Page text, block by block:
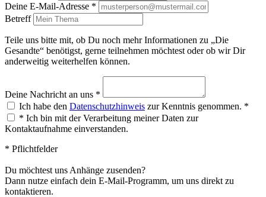
Deine E-Mail-Adresse *
Betreff
Teile uns bitte mit, ob Du noch mehr Informationen zu „Die
Gesandte“ benötigst, gerne teilnehmen möchtest oder ob wir Dir
anderweitig weiterhelfen können.
Deine Nachricht an uns *
Ich habe den Datenschutzhinweis zur Kenntnis genommen. *
* Ich bin mit der Verarbeitung meiner Daten zur
Kontaktaufnahme einverstanden.
* Pflichtfelder
Du möchtest uns Anhänge zusenden?
Dann nutze einfach dein E-Mail-Programm, um uns direkt zu
kontaktieren.